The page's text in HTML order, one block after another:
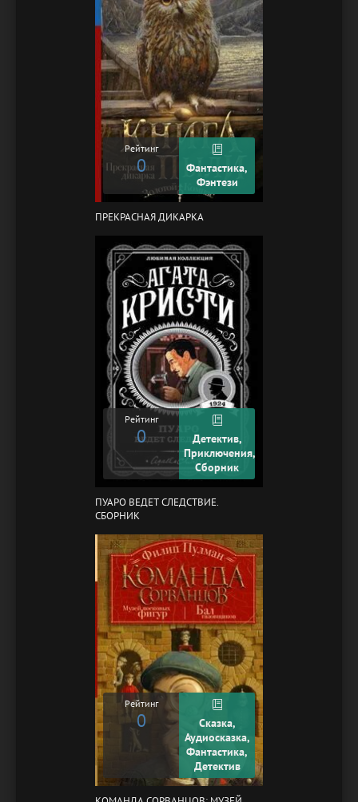
Рейтинг
0
Фантастика,
Фэнтези
ПРЕКРАСНАЯ ДИКАРКА
Рейтинг
0
Детектив,
Приключения,
Сборник
ПУАРО ВЕДЕТ СЛЕДСТВИЕ.
СБОРНИК
Рейтинг
0
Сказка,
Аудиосказка,
Фантастика,
Детектив